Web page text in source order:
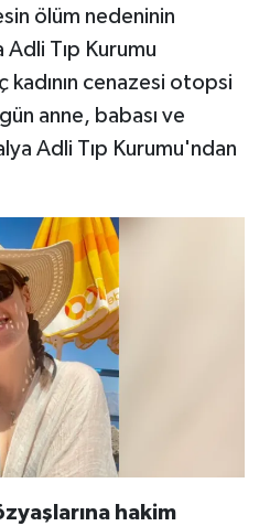
ölüm nedeninin
Tıp Kurumu
kadının cenazesi otopsi
anne, babası ve
Adli Tıp Kurumu'ndan
hakim